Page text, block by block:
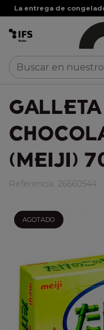
La entrega de
(MEIJI)
Referencia: 26660544
AGOTADO